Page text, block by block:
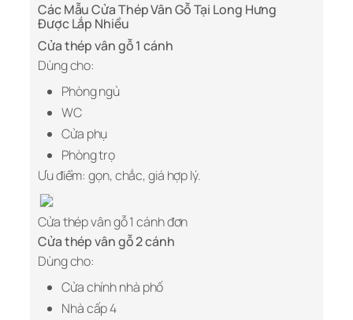
Các Mẫu Cửa Thép Vân Gỗ Tại Long Hưng
Được Lắp Nhiều
Cửa thép vân gỗ 1 cánh
Dùng cho:
Phòng ngủ
WC
Cửa phụ
Phòng trọ
Ưu điểm: gọn, chắc, giá hợp lý.
Cửa thép vân gỗ 1 cánh đơn
Cửa thép vân gỗ 2 cánh
Dùng cho:
Cửa chính nhà phố
Nhà cấp 4